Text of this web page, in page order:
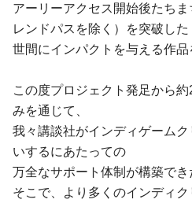
アーリーアクセス開始後たちま
レンドパスを除く）を突破した
世間にインパクトを与える作品
この度プロジェクト発足から
みを通じて、
我々講談社がインディゲーム
いするにあたっての
万全なサポート体制が構築でき
そこで、より多くのインディ